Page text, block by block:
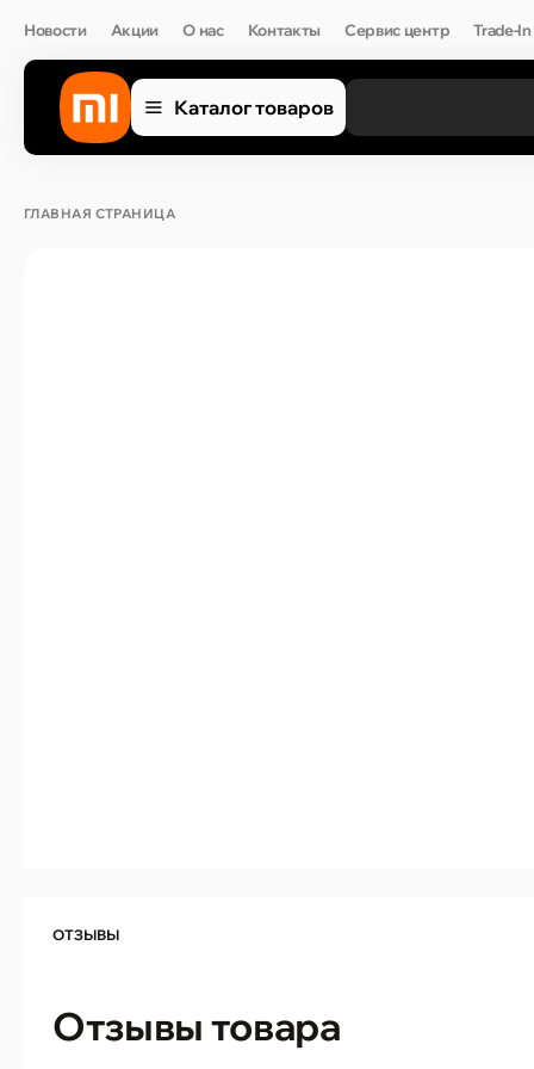
Новости Акции О нас Контакты Сервис центр Trade-In
Каталог товаров
ГЛАВНАЯ СТРАНИЦА
ОТЗЫВЫ
Отзывы товара